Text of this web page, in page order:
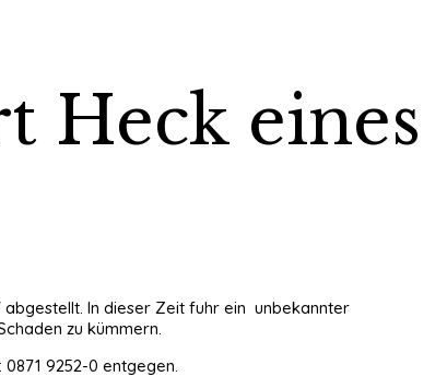
Heck eines
abgestellt. In dieser Zeit fuhr ein unbekannter
zu kümmern.
9252-0 entgegen.